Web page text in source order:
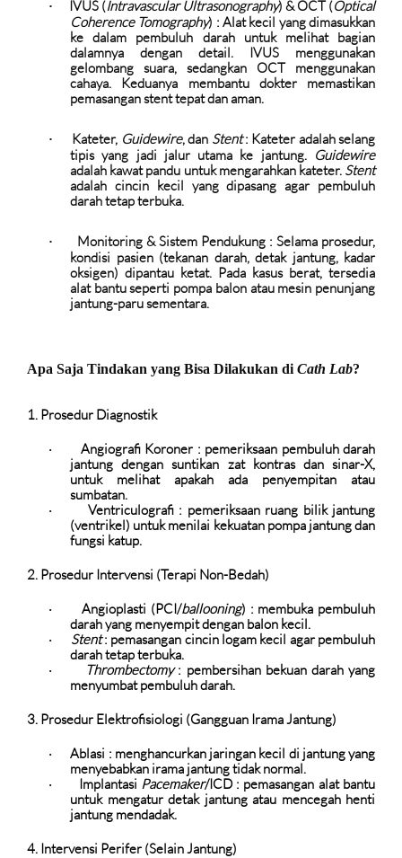
· IVUS (Intravascular Ultrasonography) & OCT (Optical
Coherence Tomography) :Alat kecil yang dimasukkan
ke dalam pembuluh darah untuk melihat bagian
dalamnya dengan detail. IVUS menggunakan
gelombang suara, sedangkan OCT menggunakan
cahaya. Keduanya membantu dokter memastikan
pemasangan stent tepat dan aman.
· Kateter, Guidewire, dan Stent: Kateter adalah selang
tipis yang jadi jalur utama ke jantung. Guidewire
adalah kawat pandu untuk mengarahkan kateter. Stent
adalah cincin kecil yang dipasang agar pembuluh
darah tetap terbuka.
· Monitoring & Sistem Pendukung : Selama prosedur,
kondisi pasien (tekanan darah, detak jantung, kadar
oksigen) dipantau ketat. Pada kasus berat, tersedia
alat bantu seperti pompa balon atau mesin penunjang
jantung-paru sementara.
Apa Saja Tindakan yang Bisa Dilakukan di Cath Lab?
1. Prosedur Diagnostik
· Angiografi Koroner : pemeriksaan pembuluh darah
jantung dengan suntikan zat kontras dan sinar-X,
untuk melihat apakah ada penyempitan atau
sumbatan.
· Ventriculografi : pemeriksaan ruang bilik jantung
(ventrikel) untuk menilai kekuatan pompa jantung dan
fungsi katup.
2. Prosedur Intervensi (Terapi Non-Bedah)
· Angioplasti (PCI/ballooning) : membuka pembuluh
darah yang menyempit dengan balon kecil.
· Stent : pemasangan cincin logam kecil agar pembuluh
darah tetap terbuka.
· Thrombectomy : pembersihan bekuan darah yang
menyumbat pembuluh darah.
3. Prosedur Elektrofisiologi (Gangguan Irama Jantung)
· Ablasi : menghancurkan jaringan kecil di jantung yang
menyebabkan irama jantung tidak normal.
· Implantasi Pacemaker/ICD : pemasangan alat bantu
untuk mengatur detak jantung atau mencegah henti
jantung mendadak.
4. Intervensi Perifer (Selain Jantung)